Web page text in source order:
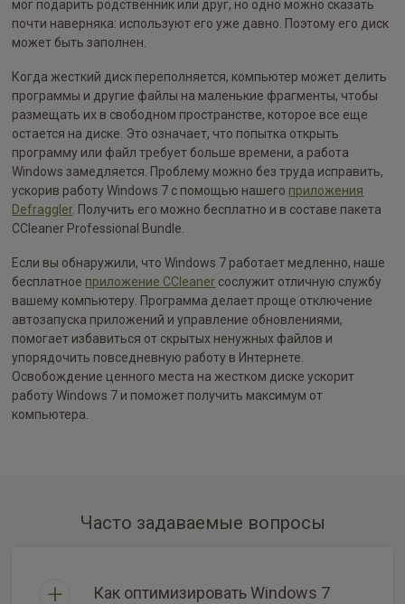
мог подарить родственник или друг, но одно можно сказать
почти наверняка: используют его уже давно. Поэтому его диск
может быть заполнен.
Когда жесткий диск переполняется, компьютер может делить
программы и другие файлы на маленькие фрагменты, чтобы
размещать их в свободном пространстве, которое все еще
остается на диске. Это означает, что попытка открыть
программу или файл требует больше времени, а работа
Windows замедляется. Проблему можно без труда исправить,
ускорив работу Windows 7 с помощью нашего приложения
Defraggler. Получить его можно бесплатно и в составе пакета
CCleaner Professional Bundle.
Если вы обнаружили, что Windows 7 работает медленно, наше
бесплатное приложение CCleaner сослужит отличную службу
вашему компьютеру. Программа делает проще отключение
автозапуска приложений и управление обновлениями,
помогает избавиться от скрытых ненужных файлов и
упорядочить повседневную работу в Интернете.
Освобождение ценного места на жестком диске ускорит
работу Windows 7 и поможет получить максимум от
компьютера.
Часто задаваемые вопросы
Как оптимизировать Windows 7